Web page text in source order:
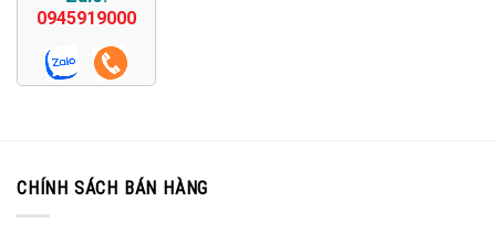
0945919000
CHÍNH SÁCH BÁN HÀNG